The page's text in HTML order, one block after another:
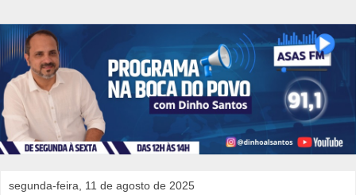
segunda-feira, 11 de agosto de 2025